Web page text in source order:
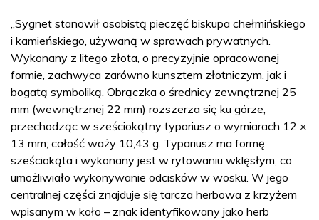
„Sygnet stanowił osobistą pieczęć biskupa chełmińskiego
i kamieńskiego, używaną w sprawach prywatnych.
Wykonany z litego złota, o precyzyjnie opracowanej
formie, zachwyca zarówno kunsztem złotniczym, jak i
bogatą symboliką. Obrączka o średnicy zewnętrznej 25
mm (wewnętrznej 22 mm) rozszerza się ku górze,
przechodząc w sześciokątny typariusz o wymiarach 12 ×
13 mm; całość waży 10,43 g. Typariusz ma formę
sześciokąta i wykonany jest w rytowaniu wklęsłym, co
umożliwiało wykonywanie odcisków w wosku. W jego
centralnej części znajduje się tarcza herbowa z krzyżem
wpisanym w koło – znak identyfikowany jako herb